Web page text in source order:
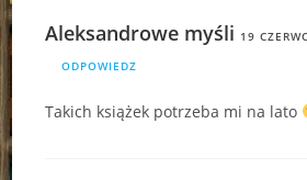
Aleksandrowe myśli 19
ODPOWIEDZ
Takich książek potrzeba mi na lato